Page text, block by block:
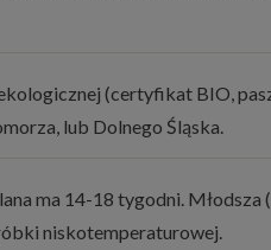
(certyfikat BIO,
lub Dolnego Śląska.
ma 14-18 tygodni.
niskotemperaturowej.